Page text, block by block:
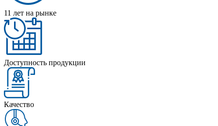
11 лет на рынке
Доступность продукции
Качество